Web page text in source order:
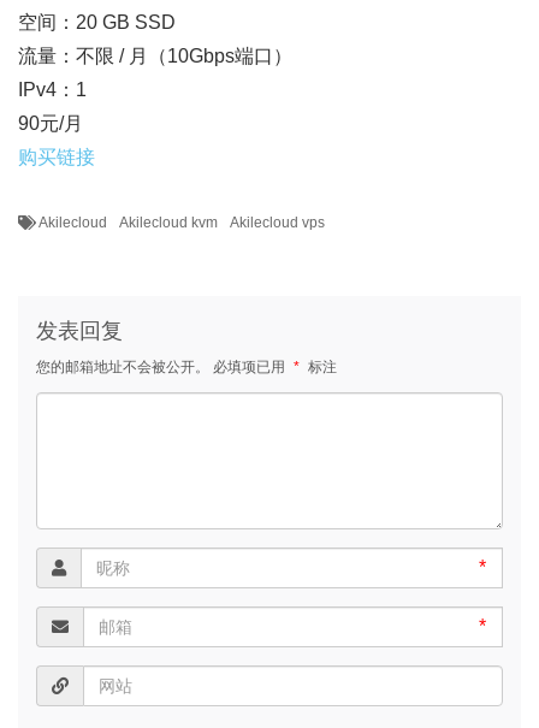
空间：20 GB SSD
流量：不限 / 月（10Gbps端口）
IPv4：1
90元/月
购买链接
Akilecloud Akilecloud kvm Akilecloud vps
发表回复
您的邮箱地址不会被公开。 必填项已用 * 标注
*
*